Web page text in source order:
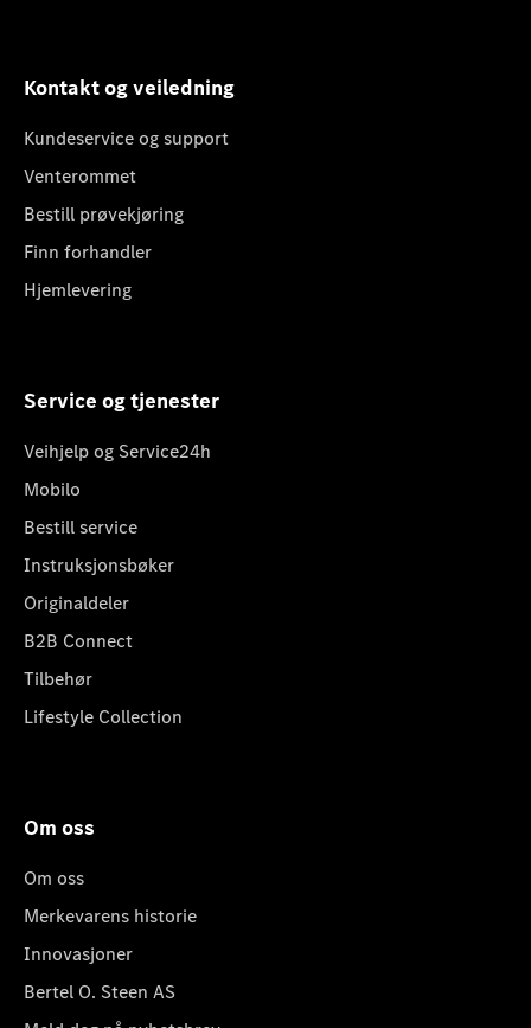
Kontakt og veiledning
Kundeservice og support
Venterommet
Bestill prøvekjøring
Finn forhandler
Hjemlevering
Service og tjenester
Veihjelp og Service24h
Mobilo
Bestill service
Instruksjonsbøker
Originaldeler
B2B Connect
Tilbehør
Lifestyle Collection
Om oss
Om oss
Merkevarens historie
Innovasjoner
Bertel O. Steen AS